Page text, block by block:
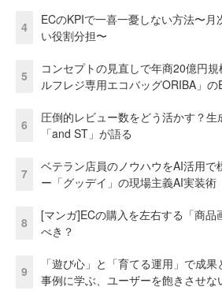
4
ECのKPIで一喜一憂しない方法〜月
い役割分担〜
5
コンセプトの見直しで年商20億円
ルフレジ専用エコバッグORIBA」の
6
圧倒的レビュー数をどう活かす？生
「and ST」が語る
7
ベテラン店員のノウハウをAI活用で
ー「グッデイ」の現場主義AI実装術
8
[マンガ]ECの購入を左右する「商品
べき？
9
「遊び心」と「育てる運用」で成
事例に学ぶ、ユーザーを飽きさせな